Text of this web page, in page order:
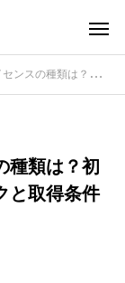
者までの資格ランクと取得条件を紹介
種類は？初
と取得条件